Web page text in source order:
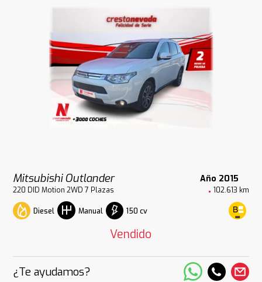
Mitsubishi Outlander Año 2015
220 DID Motion 2WD 7 Plazas 102.613 km
Diesel Manual 150 cv
Vendido
¿Te ayudamos?